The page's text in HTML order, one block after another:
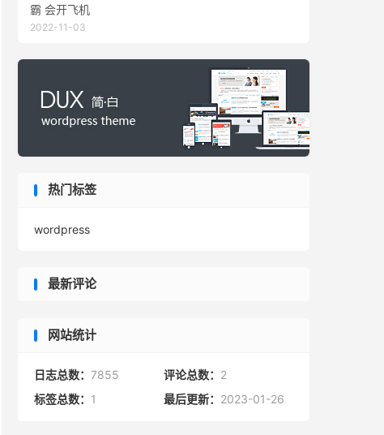
霸 会开飞机
2022-11-03
热门标签
wordpress
最新评论
网站统计
日志总数： 7855 评论总数： 2
标签总数： 1 最后更新： 2023-01-26